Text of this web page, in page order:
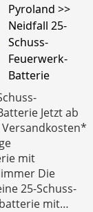
Pyroland >>
Neidfall 25-
Schuss-
Feuerwerk-
Batterie
Jetzt ab
Versandkosten*
mit
Die
25-Schuss-
mit…